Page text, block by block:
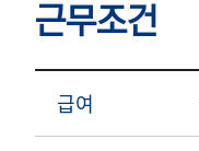
근무조건
급여